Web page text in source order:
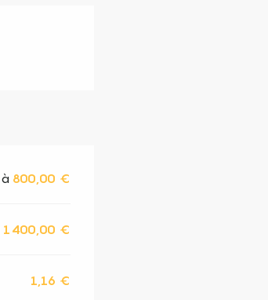
à 800,00 €
1 400,00 €
1,16 €